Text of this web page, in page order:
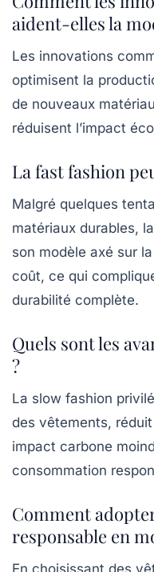
aident-elles la
Les innovations
optimisent la
de nouveaux
réduisent l’impact
La fast fashion
Malgré quelques
matériaux durables,
son modèle axé sur
coût, ce qui
durabilité complète.
Quels sont les
?
La slow fashion
des vêtements,
impact carbone
consommation
Comment
responsable en